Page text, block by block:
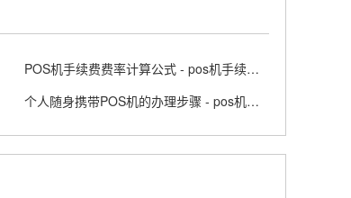
POS机手续费费率计算公式 - pos机手续费标准
个人随身携带POS机的办理步骤 - pos机随行付安全吗